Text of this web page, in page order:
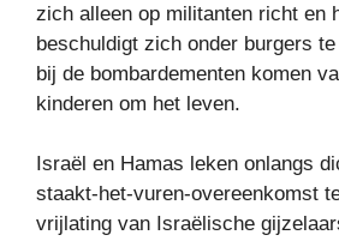
zich alleen op militanten richt en
beschuldigt zich onder burgers
bij de bombardementen komen
kinderen om het leven.
Israël en Hamas leken onlangs
staakt-het-vuren-overeenkomst
vrijlating van Israëlische